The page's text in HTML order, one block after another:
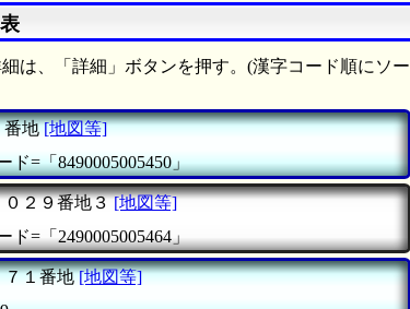
は、「詳細」ボタンを押す。(漢字コード順にソー
地 [地図等]
ド=「8490005005450」
２９番地３ [地図等]
ド=「2490005005464」
１番地 [地図等]